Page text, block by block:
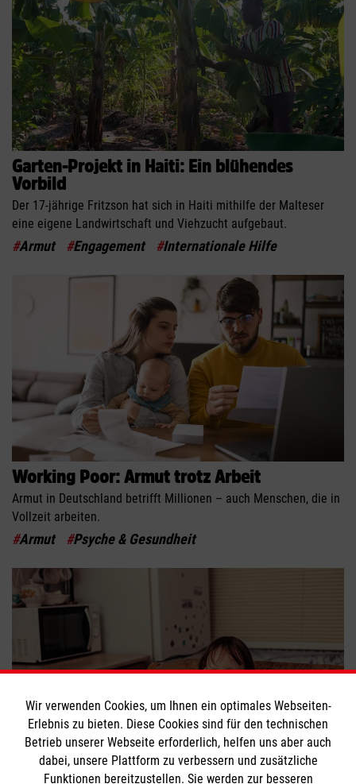
Garten-Projekt in Haiti: Ein blühendes
Vorbild
Der 17-jährige Fritzson hat sich in Haiti mithilfe der Malteser
eine eigene Landwirtschaft und Viehzucht aufgebaut.
#Armut #Engagement #Internationale Hilfe
Working Poor: Armut trotz Arbeit
Armut in Deutschland betrifft Millionen – auch Menschen, die in
Vollzeit arbeiten.
#Armut #Psyche & Gesundheit
Arm und schlecht ernährt
Wir verwenden Cookies, um Ihnen ein optimales Webseiten-
Erlebnis zu bieten. Diese Cookies sind für den technischen
Betrieb unserer Webseite erforderlich, helfen uns aber auch
dabei, unsere Plattform zu verbessern und zusätzliche
Funktionen bereitzustellen. Sie werden zur besseren